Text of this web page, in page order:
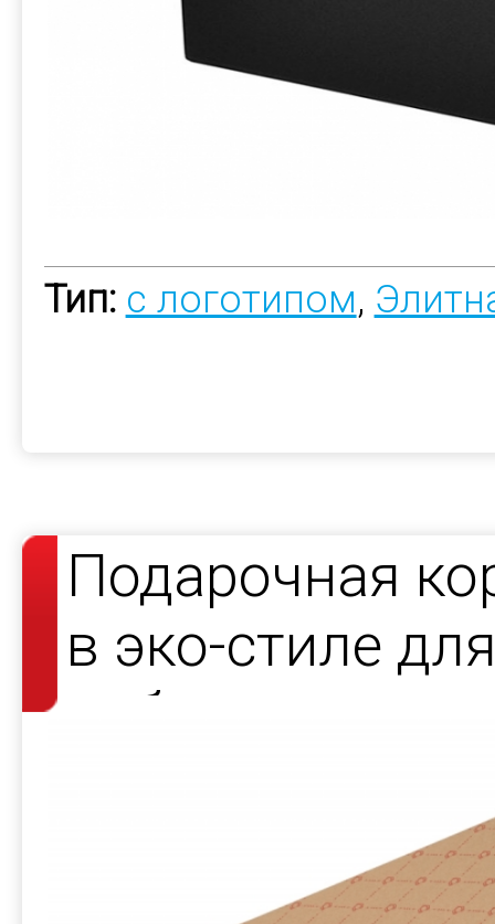
Тип: с логотипом,
Подарочная
в эко-стиле
набора